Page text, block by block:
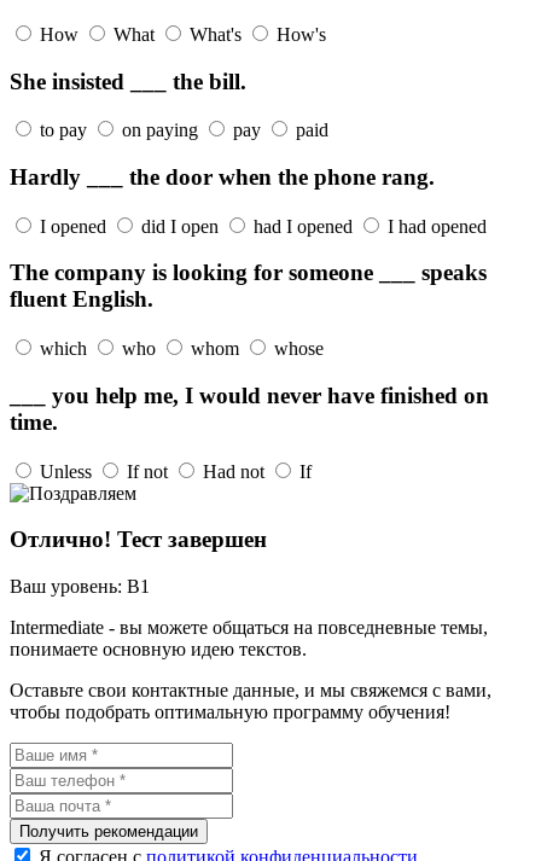
How What What's How's
She insisted ___ the bill.
to pay on paying pay paid
Hardly ___ the door when the phone rang.
I opened did I open had I opened I had opened
The company is looking for someone ___ speaks
fluent English.
which who whom whose
___ you help me, I would never have finished on
time.
Unless If not Had not If
Отлично! Тест завершен
Ваш уровень: B1
Intermediate - вы можете общаться на повседневные темы,
понимаете основную идею текстов.
Оставьте свои контактные данные, и мы свяжемся с вами,
чтобы подобрать оптимальную программу обучения!
Получить рекомендации
Я согласен с политикой конфиденциальности